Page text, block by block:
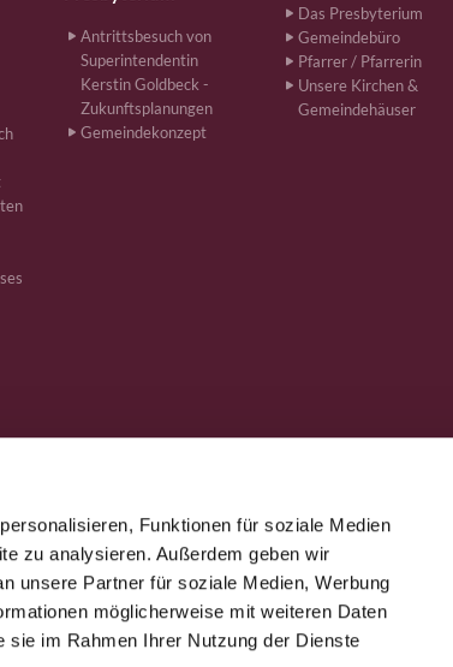
Funktionen für soziale Medien
zu analysieren. Außerdem geben wir
unsere Partner für soziale Medien, Werbung
möglicherweise mit weiteren Daten
sie im Rahmen Ihrer Nutzung der Dienste
Antrittsbesuch von
Superintendentin
Kerstin Goldbeck -
Zukunftsplanungen
Gemeindekonzept
Das Presbyterium
Gemeindebüro
Pfarrer / Pfarrerin
Unsere Kirchen &
Gemeindehäuser
Bönen +4923831610ham-kg-boenen@kirchenkreis-
Impressum